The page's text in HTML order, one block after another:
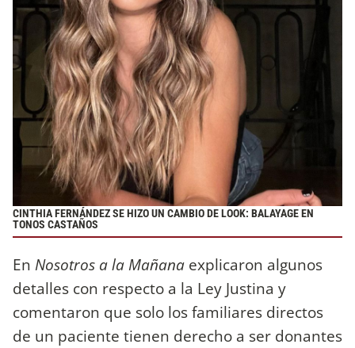
CINTHIA FERNÁNDEZ SE HIZO UN CAMBIO DE LOOK: BALAYAGE EN
TONOS CASTAÑOS
En Nosotros a la Mañana explicaron algunos
detalles con respecto a la Ley Justina y
comentaron que solo los familiares directos
de un paciente tienen derecho a ser donantes